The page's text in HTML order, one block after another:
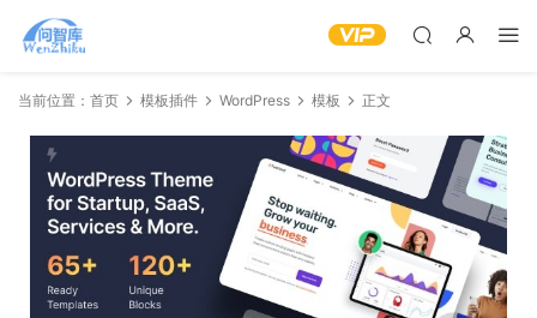
当前位置： 首页 模板插件 WordPress 模板 正文